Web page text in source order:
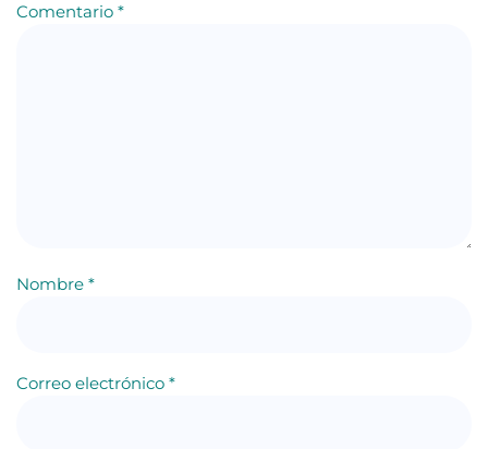
Comentario *
Nombre *
Correo electrónico *